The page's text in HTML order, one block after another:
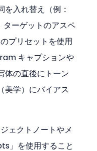
入れ替え（例：
ーゲットのアスペ
プリセットを使用
キャプションや
体の直後にトーン
美学）にバイアス
ェクトノートやメ
」を使用すること